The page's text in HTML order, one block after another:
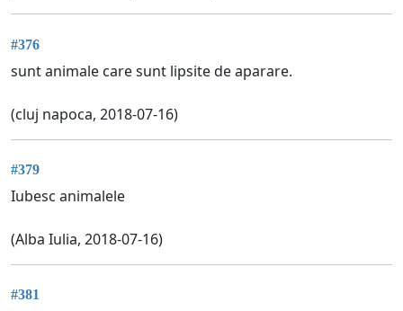
#376
sunt animale care sunt lipsite de aparare.
(cluj napoca, 2018-07-16)
#379
Iubesc animalele
(Alba Iulia, 2018-07-16)
#381